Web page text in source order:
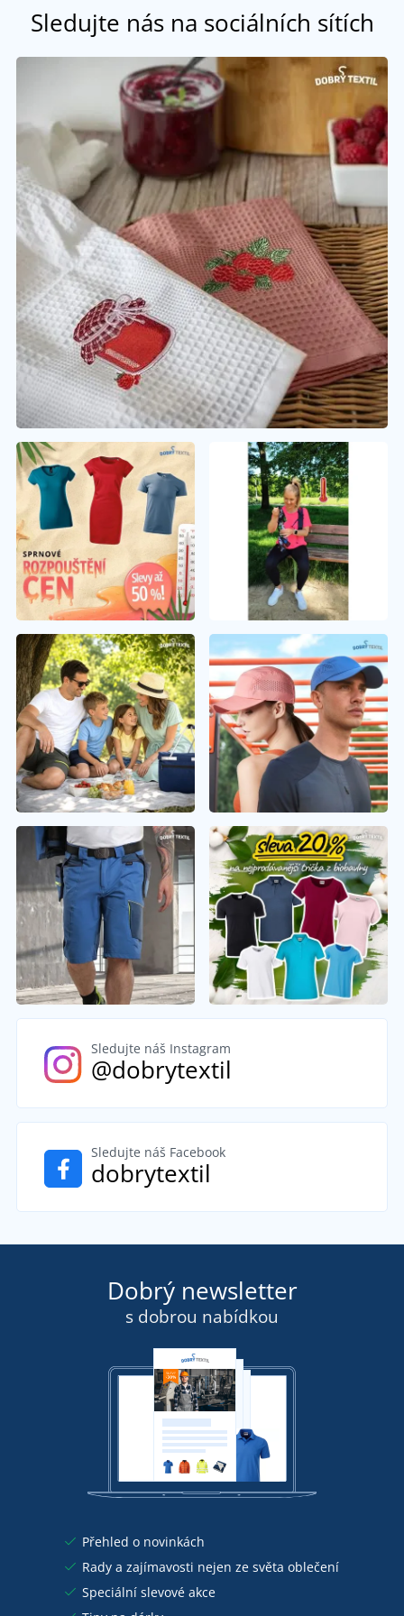
Sledujte nás na sociálních sítích
Sledujte náš Instagram
@dobrytextil
Sledujte náš Facebook
dobrytextil
Dobrý newsletter
s dobrou nabídkou
Přehled o novinkách
Rady a zajímavosti nejen ze světa oblečení
Speciální slevové akce